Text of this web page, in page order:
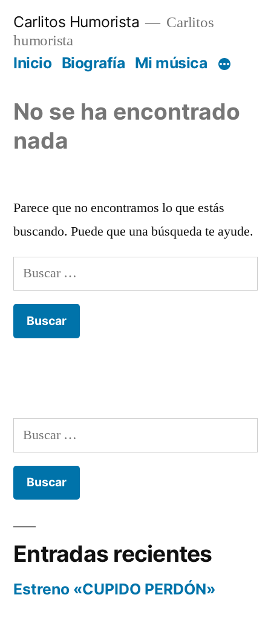
contenido
Carlitos Humorista
Carlitos
humorista
Inicio Biografía Mi música
No se ha encontrado
nada
Parece que no encontramos lo que estás
buscando. Puede que una búsqueda te ayude.
Buscar:
Buscar:
Entradas recientes
Estreno «CUPIDO PERDÓN»